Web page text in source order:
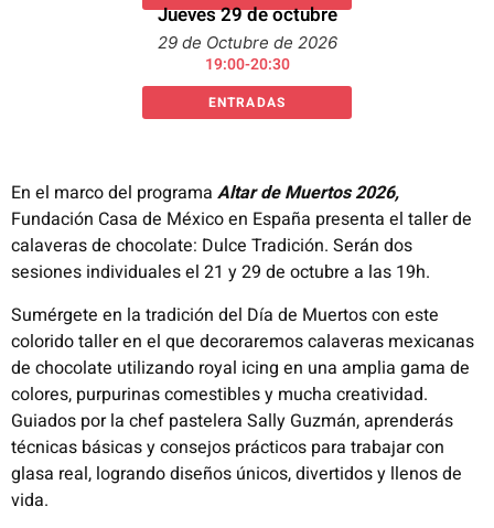
Jueves 29 de octubre
29 de Octubre de 2026
19:00-20:30
ENTRADAS
En el marco del programa Altar de Muertos 2026,
Fundación Casa de México en España presenta el taller de
calaveras de chocolate: Dulce Tradición. Serán dos
sesiones individuales el 21 y 29 de octubre a las 19h.
Sumérgete en la tradición del Día de Muertos con este
colorido taller en el que decoraremos calaveras mexicanas
de chocolate utilizando royal icing en una amplia gama de
colores, purpurinas comestibles y mucha creatividad.
Guiados por la chef pastelera Sally Guzmán, aprenderás
técnicas básicas y consejos prácticos para trabajar con
glasa real, logrando diseños únicos, divertidos y llenos de
vida.